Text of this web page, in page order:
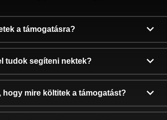
a támogatásra?
tudok segíteni nektek?
hogy mire költitek a támogatást?